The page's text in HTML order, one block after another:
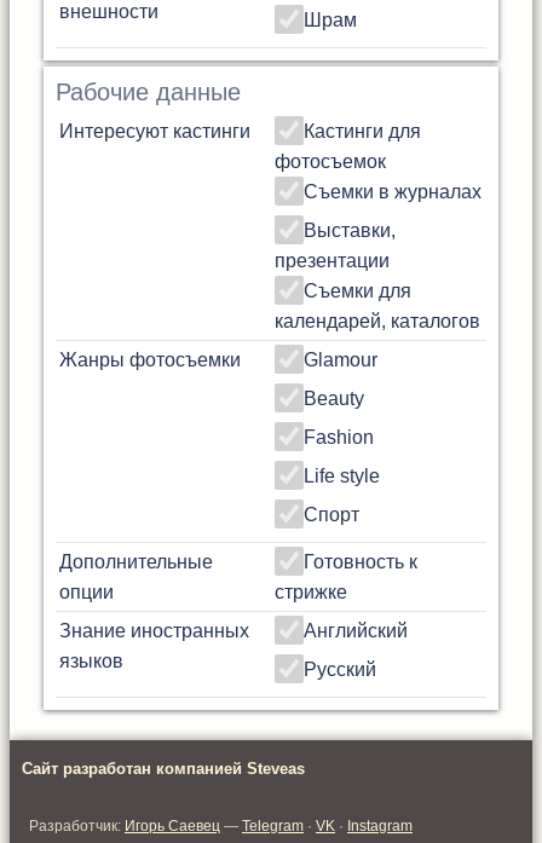
внешности
Шрам
Рабочие данные
Интересуют кастинги
Кастинги для
фотосъемок
Съемки в журналах
Выставки,
презентации
Съемки для
календарей, каталогов
Жанры фотосъемки
Glamour
Beauty
Fashion
Life style
Спорт
Дополнительные
опции
Готовность к
стрижке
Знание иностранных
языков
Английский
Русский
Сайт разработан компанией Steveas
Разработчик: Игорь Саевец — Telegram · VK · Instagram